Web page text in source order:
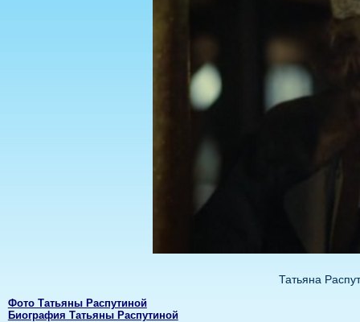
Татьяна
Фото Татьяны Распутиной
Биография Татьяны Распутиной